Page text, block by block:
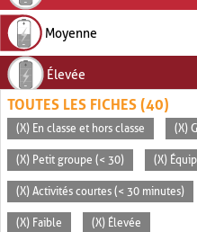
Moyenne
Élevée
TOUTES LES FICHES (40)
(X) En classe et hors classe (X)
(X) Petit groupe (< 30) (X)
(X) Activités courtes (< 30 minutes)
(X) Faible (X) Élevée